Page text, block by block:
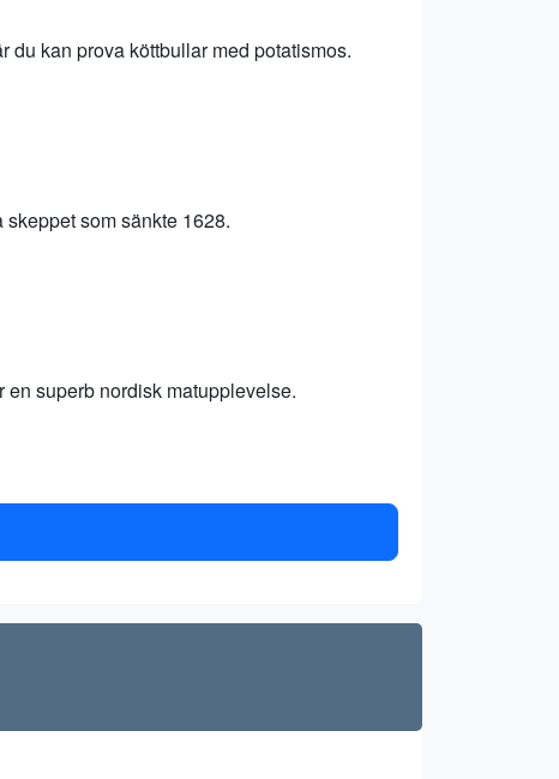
du kan prova köttbullar med potatismos.
som sänkte 1628.
superb nordisk matupplevelse.